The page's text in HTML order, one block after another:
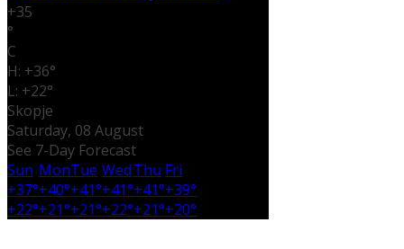
+35
°
C
H: +36°
L: +22°
Skopje
Saturday, 08 August
See 7-Day Forecast
Sun MonTue WedThu Fri
+37°+40°+41°+41°+41°+39°
+22°+21°+21°+22°+21°+20°